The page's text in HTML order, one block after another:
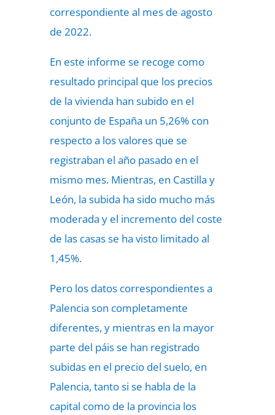
correspondiente al mes de agosto
de 2022.
En este informe se recoge como
resultado principal que los precios
de la vivienda han subido en el
conjunto de España un 5,26% con
respecto a los valores que se
registraban el año pasado en el
mismo mes. Mientras, en Castilla y
León, la subida ha sido mucho más
moderada y el incremento del coste
de las casas se ha visto limitado al
1,45%.
Pero los datos correspondientes a
Palencia son completamente
diferentes, y mientras en la mayor
parte del páis se han registrado
subidas en el precio del suelo, en
Palencia, tanto si se habla de la
capital como de la provincia los